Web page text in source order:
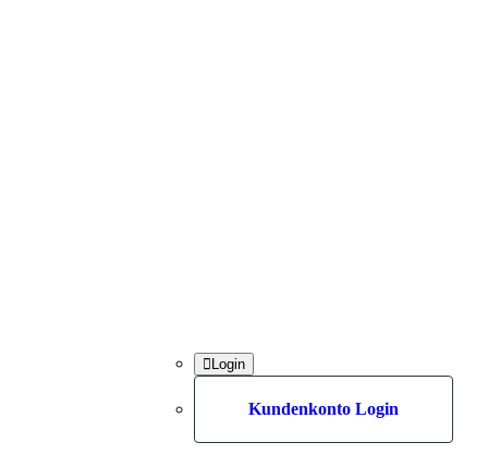
Login
Kundenkonto Login